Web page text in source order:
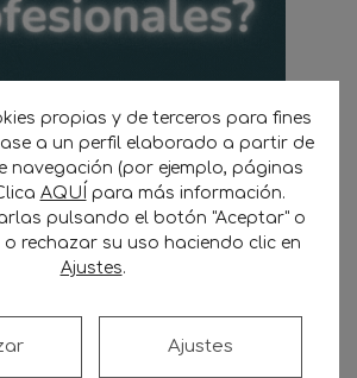
Buscar
propias y de terceros para fines
a un perfil elaborado a partir de
navegación (por ejemplo, páginas
AQUÍ para más información.
pulsando el botón "Aceptar" o
rechazar su uso haciendo clic en
Ajustes.
Ajustes